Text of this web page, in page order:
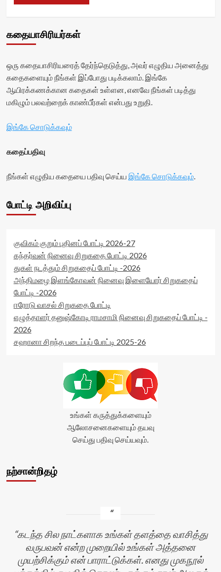
கதையாசிரியர்கள்
ஒரு கதையாசிரியரைத் தேர்ந்தெடுத்து, அவர் எழுதிய அனைத்து
கதைகளையும் நீங்கள் இப்போது படிக்கலாம். இங்கே
ஆயிரக்கணக்கான கதைகள் உள்ளன, எனவே நீங்கள் படித்து
மகிழும் பலவற்றைக் காண்பீர்கள் என்பது உறுதி.
இங்கே சொடுக்கவும்
கதைப்பதிவு
நீங்கள் எழுதிய கதையை பதிவு செய்ய இங்கே சொடுக்கவும்.
போட்டி அறிவிப்பு
குவிகம் குறும் புதினப் போட்டி 2026-27
கந்தர்வன் நினைவு சிறுகதை போட்டி 2026
துகள் நடத்தும் சிறுகதைப் போட்டி -2026
அந்திமழை இளங்கோவன் நினைவு இளையோர் சிறுகதைப்
போட்டி -2026
ஈரோடு வாசல் சிறுகதை போட்டி
எழுத்தாளர் தனுஷ்கோடி ராமசாமி நினைவு சிறுகதைப் போட்டி -
2026
சஹானா சிறந்த படைப்புப் போட்டி 2025-26
உங்கள் கருத்துக்களையும்
ஆலோசனைகளையும் தயவு
செய்து பதிவு செய்யவும்.
நற்சான்றிதழ்
கடந்த சில நாட்களாக உங்கள் தளத்தை வாசித்து
வருபவன் என்ற முறையில் உங்கள் அத்தனை
முயற்சிக்கும் என் பாராட்டுக்கள். எனது முகநூல்